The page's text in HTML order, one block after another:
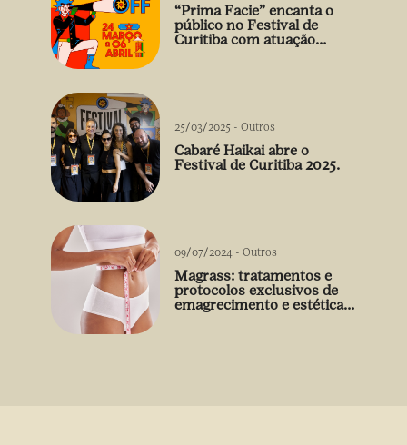
“Prima Facie” encanta o
público no Festival de
Curitiba com atuação
25/03/2025 - Outros
Cabaré Haikai abre o
Festival de Curitiba 2025.
09/07/2024 - Outros
Magrass: tratamentos e
protocolos exclusivos de
emagrecimento e estética